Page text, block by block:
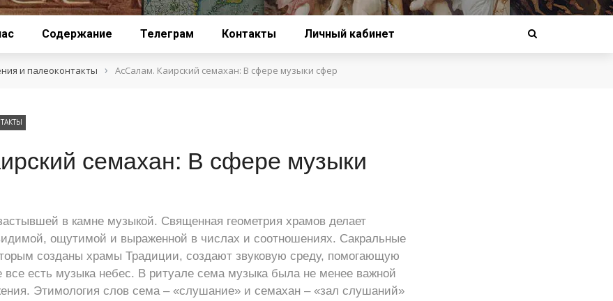
Содержание Телеграм Контакты Личный кабинет
и палеоконтакты › АсСалам. Каирский семахан: В сфере музыки сфер
семахан: В сфере музыки
в камне музыкой. Священная геометрия храмов делает
ощутимой и выраженной в числах и соотношениях. Сакральные
созданы храмы Традиции, создают звуковую среду, помогающую
все есть музыка небес. В ритуале сема музыка была не менее важной
Этимология слов сема – «слушание» и семахан – «зал слушаний»